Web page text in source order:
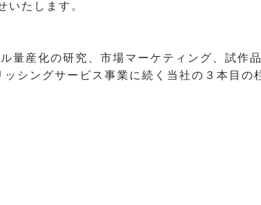
いたします。
量産化の研究、市場マーケティング、試作
シングサービス事業に続く当社の３本目の